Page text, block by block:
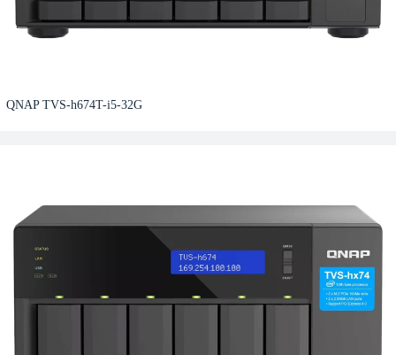
QNAP TVS-h674T-i5-32G